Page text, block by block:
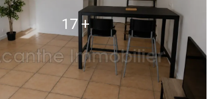
17 +